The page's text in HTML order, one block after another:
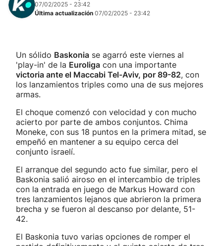
07/02/2025 - 23:42
Última actualización 07/02/2025 - 23:42
Un sólido Baskonia se agarró este viernes al
'play-in' de la Euroliga con una importante
victoria ante el Maccabi Tel-Aviv, por 89-82, con
los lanzamientos triples como una de sus mejores
armas.
El choque comenzó con velocidad y con mucho
acierto por parte de ambos conjuntos. Chima
Moneke, con sus 18 puntos en la primera mitad, se
empeñó en mantener a su equipo cerca del
conjunto israelí.
El arranque del segundo acto fue similar, pero el
Baskonia salió airoso en el intercambio de triples
con la entrada en juego de Markus Howard con
tres lanzamientos lejanos que abrieron la primera
brecha y se fueron al descanso por delante, 51-
42.
El Baskonia tuvo varias opciones de romper el